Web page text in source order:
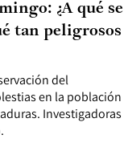
del
en la población
Investigadoras
¿A qué se
tan peligrosos